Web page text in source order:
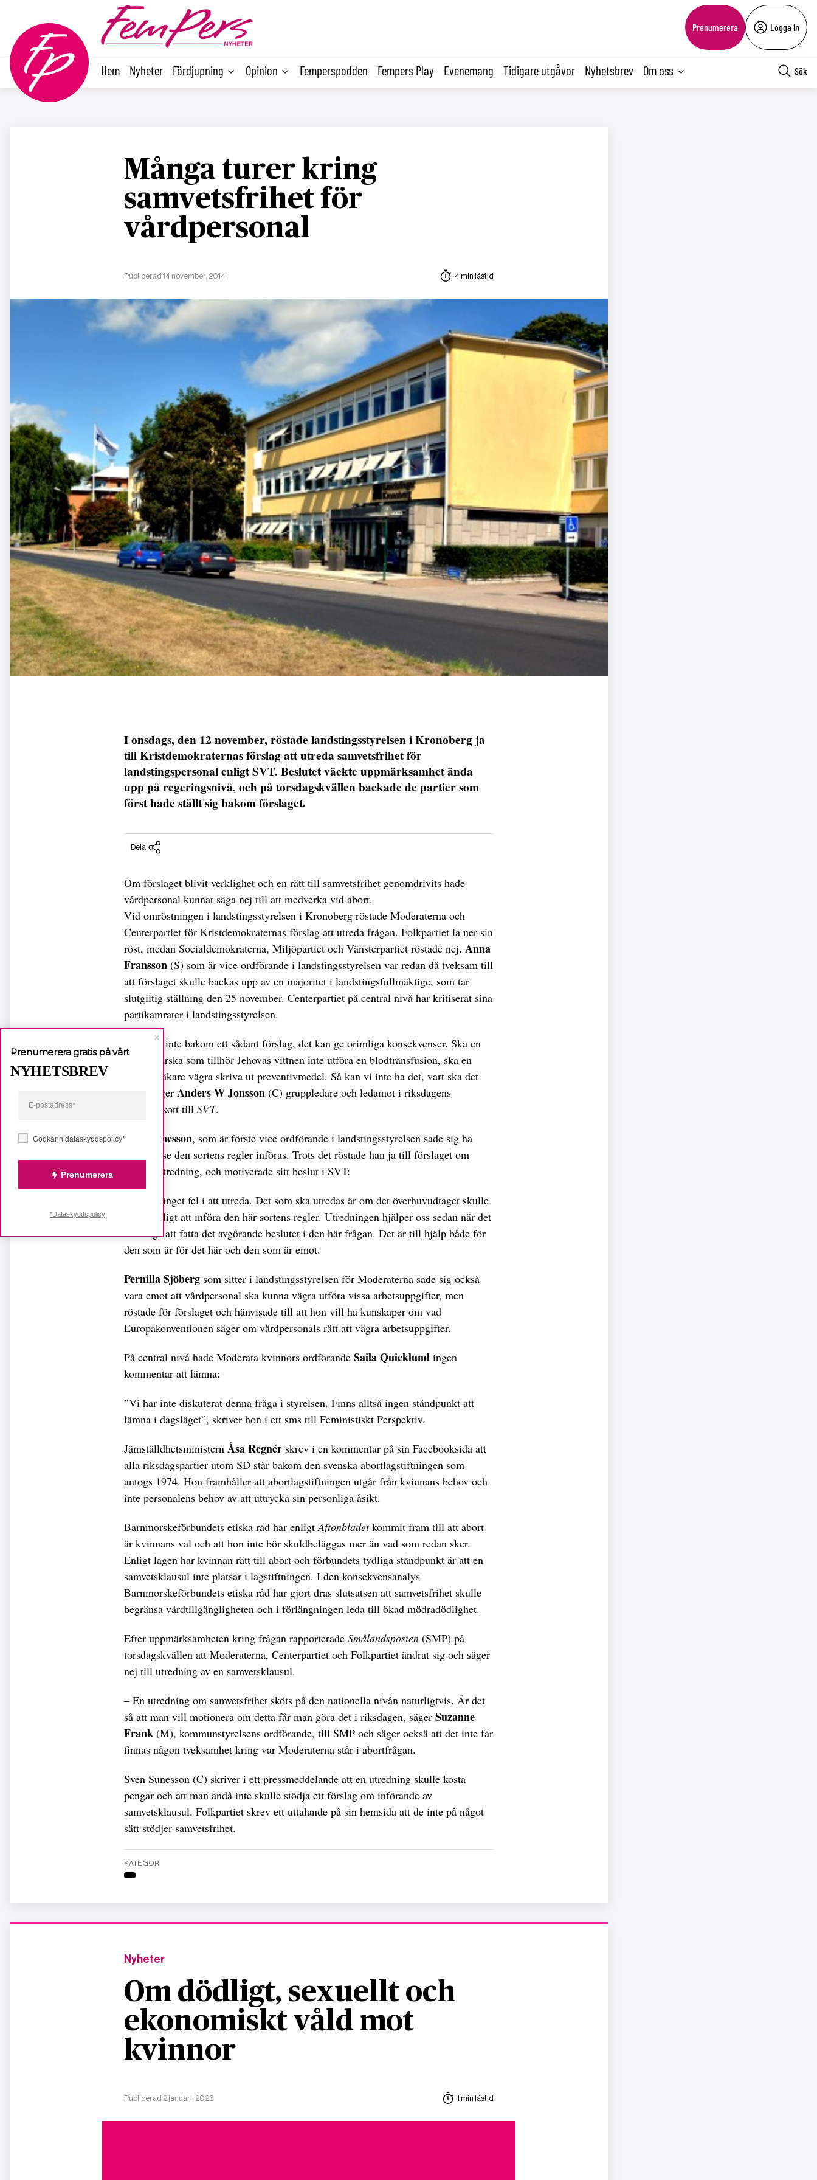
Prenumerera Logga in
Hem Nyheter Fördjupning Opinion Femperspodden Fempers Play Evenemang Tidigare utgåvor Nyhetsbrev Om oss Sök
Många turer kring
samvetsfrihet för
vårdpersonal
Publicerad 14 november, 2014 4 min lästid
I onsdags, den 12 november, röstade landstingsstyrelsen i Kronoberg ja
till Kristdemokraternas förslag att utreda samvetsfrihet för
landstingspersonal enligt SVT. Beslutet väckte uppmärksamhet ända
upp på regeringsnivå, och på torsdagskvällen backade de partier som
först hade ställt sig bakom förslaget.
Dela
Om förslaget blivit verklighet och en rätt till samvetsfrihet genomdrivits hade
vårdpersonal kunnat säga nej till att medverka vid abort.
Vid omröstningen i landstingsstyrelsen i Kronoberg röstade Moderaterna och
Centerpartiet för Kristdemokraternas förslag att utreda frågan. Folkpartiet la ner sin
röst, medan Socialdemokraterna, Miljöpartiet och Vänsterpartiet röstade nej. Anna
Fransson (S) som är vice ordförande i landstingsstyrelsen var redan då tveksam till
att förslaget skulle backas upp av en majoritet i landstingsfullmäktige, som tar
slutgiltig ställning den 25 november. Centerpartiet på central nivå har kritiserat sina
partikamrater i landstingsstyrelsen.
– Vi står inte bakom ett sådant förslag, det kan ge orimliga konsekvenser. Ska en
sjuksköterska som tillhör Jehovas vittnen inte utföra en blodtransfusion, ska en
katolsk läkare vägra skriva ut preventivmedel. Så kan vi inte ha det, vart ska det
sluta, säger Anders W Jonsson (C) gruppledare och ledamot i riksdagens
socialutskott till SVT.
Sven Sunesson, som är förste vice ordförande i landstingsstyrelsen sade sig ha
svårt att se den sortens regler införas. Trots det röstade han ja till förslaget om
fortsatt utredning, och motiverade sitt beslut i SVT:
– Det är inget fel i att utreda. Det som ska utredas är om det överhuvudtaget skulle
vara möjligt att införa den här sortens regler. Utredningen hjälper oss sedan när det
blir dags att fatta det avgörande beslutet i den här frågan. Det är till hjälp både för
den som är för det här och den som är emot.
Pernilla Sjöberg som sitter i landstingsstyrelsen för Moderaterna sade sig också
vara emot att vårdpersonal ska kunna vägra utföra vissa arbetsuppgifter, men
röstade för förslaget och hänvisade till att hon vill ha kunskaper om vad
Europakonventionen säger om vårdpersonals rätt att vägra arbetsuppgifter.
På central nivå hade Moderata kvinnors ordförande Saila Quicklund ingen
kommentar att lämna:
”Vi har inte diskuterat denna fråga i styrelsen. Finns alltså ingen ståndpunkt att
lämna i dagsläget”, skriver hon i ett sms till Feministiskt Perspektiv.
Jämställdhetsministern Åsa Regnér skrev i en kommentar på sin Facebooksida att
alla riksdagspartier utom SD står bakom den svenska abortlagstiftningen som
antogs 1974. Hon framhåller att abortlagstiftningen utgår från kvinnans behov och
inte personalens behov av att uttrycka sin personliga åsikt.
Barnmorskeförbundets etiska råd har enligtAftonbladetkommit fram till att abort
är kvinnans val och att hon inte bör skuldbeläggas mer än vad som redan sker.
Enligt lagen har kvinnan rätt till abort och förbundets tydliga ståndpunkt är att en
samvetsklausul inte platsar i lagstiftningen. I den konsekvensanalys
Barnmorskeförbundets etiska råd har gjort dras slutsatsen att samvetsfrihet skulle
begränsa vårdtillgängligheten och i förlängningen leda till ökad mödradödlighet.
Efter uppmärksamheten kring frågan rapporterade Smålandsposten (SMP) på
torsdagskvällen att Moderaterna, Centerpartiet och Folkpartiet ändrat sig och säger
nej till utredning av en samvetsklausul.
– En utredning om samvetsfrihet sköts på den nationella nivån naturligtvis. Är det
så att man vill motionera om detta får man göra det i riksdagen, säger Suzanne
Frank (M), kommunstyrelsens ordförande, till SMP och säger också att det inte får
finnas någon tveksamhet kring var Moderaterna står i abortfrågan.
Sven Sunesson (C) skriver i ett pressmeddelande att en utredning skulle kosta
pengar och att man ändå inte skulle stödja ett förslag om införande av
samvetsklausul. Folkpartiet skrev ett uttalande på sin hemsida att de inte på något
sätt stödjer samvetsfrihet.
KATEGORI
Nyheter
Om dödligt, sexuellt och
ekonomiskt våld mot
kvinnor
Publicerad 2 januari, 2026 1 min lästid
Godkänn dataskyddspolicy*
Prenumerera
Prenumerera gratis på vårt
NYHETSBREV
*Dataskyddspolicy